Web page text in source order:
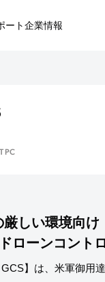
ート企業情報
PC
厳しい環境向
ローンコント
GCS】は、米軍御用